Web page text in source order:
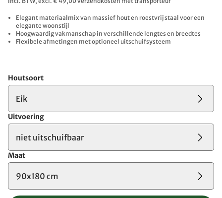
Elegant materiaalmix van massief hout en roestvrij staal voor een
elegante woonstijl
Hoogwaardig vakmanschap in verschillende lengtes en breedtes
Flexibele afmetingen met optioneel uitschuifsysteem
Houtsoort
Eik
Uitvoering
niet uitschuifbaar
Maat
90x180 cm